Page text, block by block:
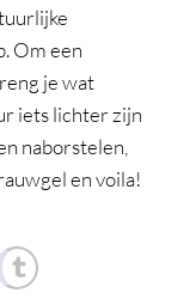
Om een
je wat
iets lichter zijn
naborstelen,
en voila!